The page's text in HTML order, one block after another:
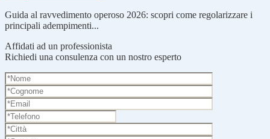
Guida al ravvedimento operoso 2026: scopri come regolarizzare i
principali adempimenti...
Affidati ad un professionista
Richiedi una consulenza con un nostro esperto